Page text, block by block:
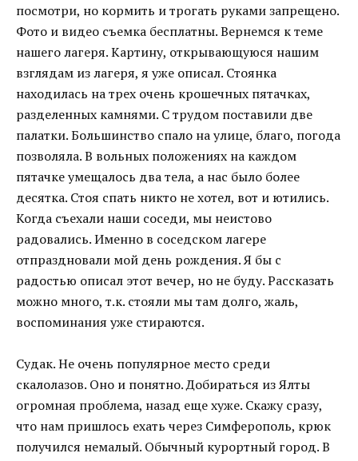
посмотри, но кормить и трогать руками запрещено.
Фото и видео съемка бесплатны. Вернемся к теме
нашего лагеря. Картину, открывающуюся нашим
взглядам из лагеря, я уже описал. Стоянка
находилась на трех очень крошечных пятачках,
разделенных камнями. С трудом поставили две
палатки. Большинство спало на улице, благо, погода
позволяла. В вольных положениях на каждом
пятачке умещалось два тела, а нас было более
десятка. Стоя спать никто не хотел, вот и ютились.
Когда съехали наши соседи, мы неистово
радовались. Именно в соседском лагере
отпраздновали мой день рождения. Я бы с
радостью описал этот вечер, но не буду. Рассказать
можно много, т.к. стояли мы там долго, жаль,
воспоминания уже стираются.
Судак. Не очень популярное место среди
скалолазов. Оно и понятно. Добираться из Ялты
огромная проблема, назад еще хуже. Скажу сразу,
что нам пришлось ехать через Симферополь, крюк
получился немалый. Обычный курортный город. В